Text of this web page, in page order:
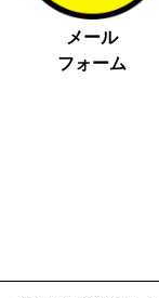
メール
フォーム